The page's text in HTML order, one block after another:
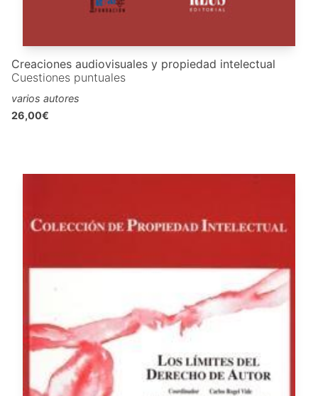
Creaciones audiovisuales y propiedad intelectual
Cuestiones puntuales
varios autores
26,00€